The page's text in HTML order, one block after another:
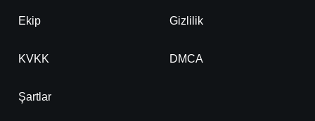
Ekip Gizlilik
KVKK DMCA
Şartlar